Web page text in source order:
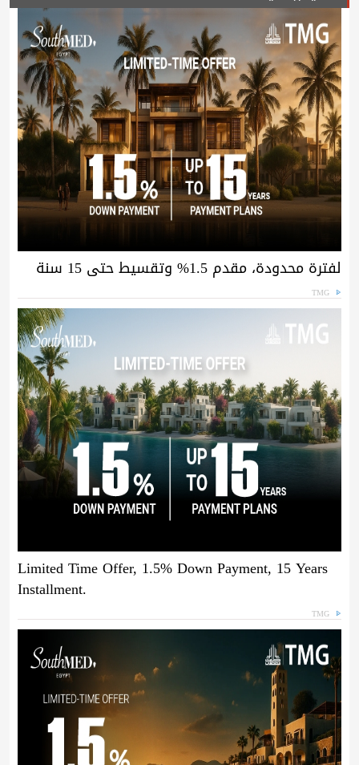
لفترة محدودة، مقدم 1.5% وتقسيط حتى 15 سنة
TMG
Limited Time Offer, 1.5% Down Payment, 15 Years
Installment.
TMG